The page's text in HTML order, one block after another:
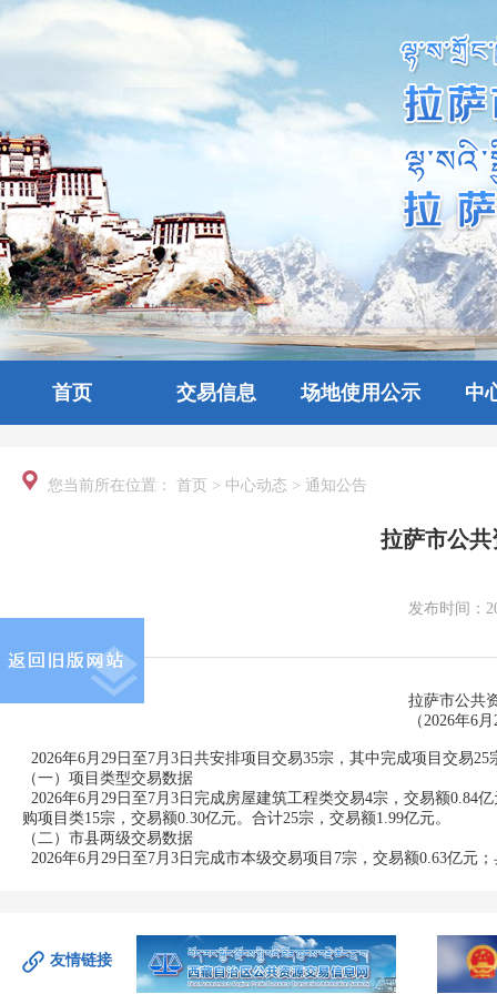
首页 交易信息 场地使用公示 中
您当前所在位置： 首页 > 中心动态 > 通知公告
拉萨市公
发布时间：
拉萨市公共资源交易数
（2026年6月29日—7月
2026年6月29日至7月3日共安排项目交易35宗，其中完成项目交易
（一）项目类型交易数据
2026年6月29日至7月3日完成房屋建筑工程类交易4宗，交易额0.84
购项目类15宗，交易额0.30亿元。合计25宗，交易额1.99亿元。
（二）市县两级交易数据
2026年6月29日至7月3日完成市本级交易项目7宗，交易额0.63亿元
友情链接